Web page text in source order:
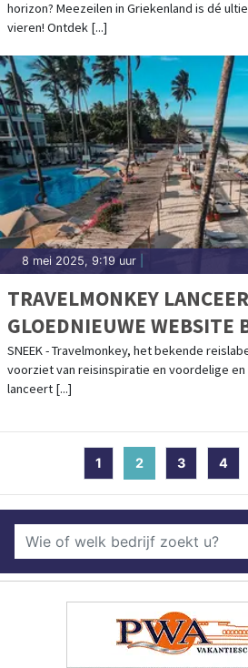
horizon? Meezeilen in Griekenland is dé
vieren! Ontdek [...]
8 mei 2025, 9:19 uur
TRAVELMONKEY
GLOEDNIEUWE WEBSITE
VAKANTIEDEALS
SNEEK - Travelmonkey, het bekende
voorziet van reisinspiratie en voordelige
lanceert [...]
1 2(current)
3 4